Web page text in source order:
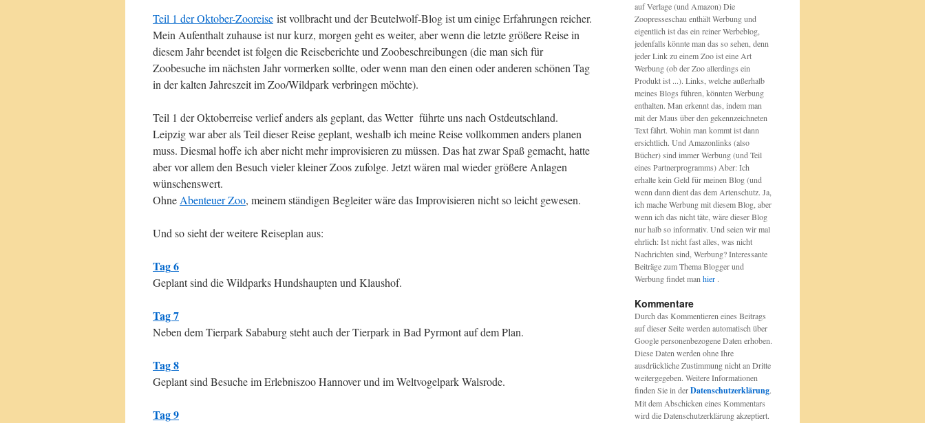
Teil 1 der Oktober-Zooreise ist vollbracht und der Beutelwolf-Blog ist um einige Erfahrungen reicher.
Mein Aufenthalt zuhause ist nur kurz, morgen geht es weiter, aber wenn die letzte größere Reise in
diesem Jahr beendet ist folgen die Reiseberichte und Zoobeschreibungen (die man sich für
Zoobesuche im nächsten Jahr vormerken sollte, oder wenn man den einen oder anderen schönen Tag
in der kalten Jahreszeit im Zoo/Wildpark verbringen möchte).
Teil 1 der Oktoberreise verlief anders als geplant, das Wetter führte uns nach Ostdeutschland.
Leipzig war aber als Teil dieser Reise geplant, weshalb ich meine Reise vollkommen anders planen
muss. Diesmal hoffe ich aber nicht mehr improvisieren zu müssen. Das hat zwar Spaß gemacht, hatte
aber vor allem den Besuch vieler kleiner Zoos zufolge. Jetzt wären mal wieder größere Anlagen
wünschenswert.
Ohne Abenteuer Zoo, meinem ständigen Begleiter wäre das Improvisieren nicht so leicht gewesen.
Und so sieht der weitere Reiseplan aus:
Tag6
Geplant sind die Wildparks Hundshaupten und Klaushof.
Tag 7
Neben dem Tierpark Sababurg steht auch der Tierpark in Bad Pyrmont auf dem Plan.
Tag 8
Geplant sind Besuche im Erlebniszoo Hannover und im Weltvogelpark Walsrode.
Tag9
auf Verlage (und Amazon) Die
Zoopresseschau enthält Werbung und
eigentlich ist das ein reiner Werbeblog,
jedenfalls könnte man das so sehen, denn
jeder Link zu einem Zoo ist eine Art
Werbung (ob der Zoo allerdings ein
Produkt ist ...). Links, welche außerhalb
meines Blogs führen, könnten Werbung
enthalten. Man erkennt das, indem man
mit der Maus über den gekennzeichneten
Text fährt. Wohin man kommt ist dann
ersichtlich. Und Amazonlinks (also
Bücher) sind immer Werbung (und Teil
eines Partnerprogramms) Aber: Ich
erhalte kein Geld für meinen Blog (und
wenn dann dient das dem Artenschutz. Ja,
ich mache Werbung mit diesem Blog, aber
wenn ich das nicht täte, wäre dieser Blog
nur halb so informativ. Und seien wir mal
ehrlich: Ist nicht fast alles, was nicht
Nachrichten sind, Werbung? Interessante
Beiträge zum Thema Blogger und
Werbung findet man hier .
Kommentare
Durch das Kommentieren eines Beitrags
auf dieser Seite werden automatisch über
Google personenbezogene Daten erhoben.
Diese Daten werden ohne Ihre
ausdrückliche Zustimmung nicht an Dritte
weitergegeben. Weitere Informationen
finden Sie in derDatenschutzerklärung.
Mit dem Abschicken eines Kommentars
wird die Datenschutzerklärung akzeptiert.